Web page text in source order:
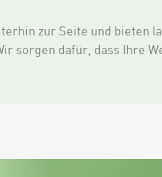
zur Seite und bieten
sorgen dafür, dass Ihre